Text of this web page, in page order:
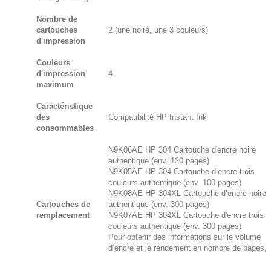
Nombre de
cartouches
d'impression
2 (une noire, une 3 couleurs)
Couleurs
d'impression
maximum
4
Caractéristique
des
consommables
Compatibilité HP Instant Ink
Cartouches de
remplacement
N9K06AE HP 304 Cartouche d'encre noire
authentique (env. 120 pages)
N9K05AE HP 304 Cartouche d’encre trois
couleurs authentique (env. 100 pages)
N9K08AE HP 304XL Cartouche d’encre noire
authentique (env. 300 pages)
N9K07AE HP 304XL Cartouche d'encre trois
couleurs authentique (env. 300 pages)
Pour obtenir des informations sur le volume
d’encre et le rendement en nombre de pages,